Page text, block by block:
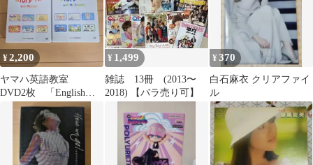
¥2,200
ヤマハ英語教室
DVD2枚 「English
Story Time」
¥ 1,499
雑誌 13冊 (2013〜
2018) 【バラ売り可】
¥370
白石麻衣 クリアファイ
ル